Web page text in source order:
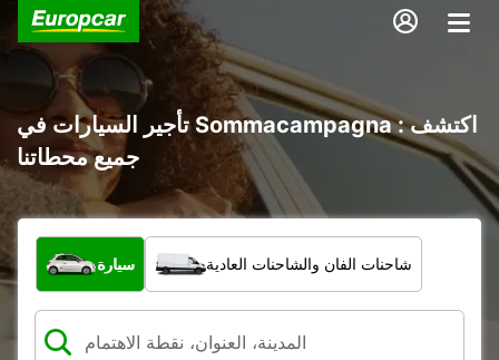
تأجير السيارات في Sommacampagna : اكتشف
جميع محطاتنا
ما نوع المركبة؟
سيارة شاحنات الفان والشاحنات العادية